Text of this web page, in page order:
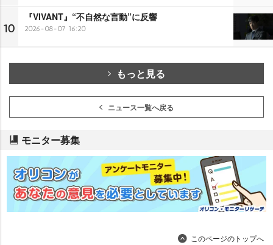
10
『VIVANT』“不自然な言動”に反響
2026-08-07 16:20
もっと見る
ニュース一覧へ戻る
モニター募集
このページのトップへ